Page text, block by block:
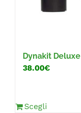
Dynakit Deluxe
38.00€
Scegli